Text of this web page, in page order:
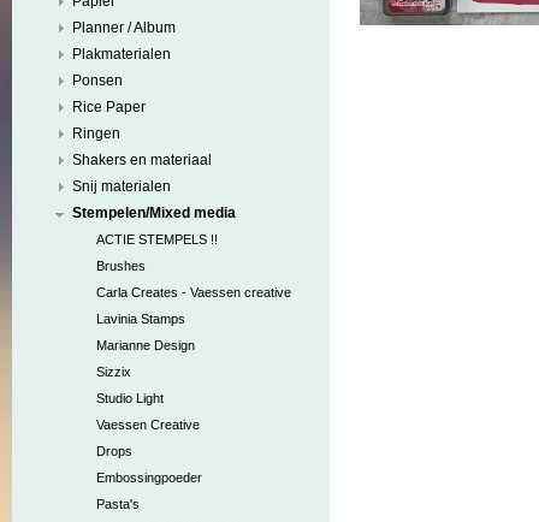
Planner / Album
Plakmaterialen
Ponsen
Rice Paper
Ringen
Shakers en materiaal
Snij materialen
Stempelen/Mixed media
ACTIE STEMPELS !!
Brushes
Carla Creates - Vaessen creative
Lavinia Stamps
Marianne Design
Sizzix
Studio Light
Vaessen Creative
Drops
Embossingpoeder
Pasta's